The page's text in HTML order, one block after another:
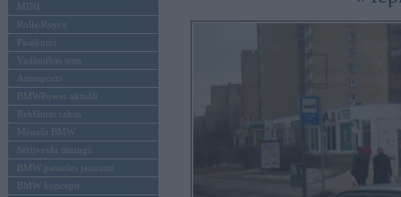
MINI
Rolls-Royce
Pasākumi
Vadāmības tests
Autosports
BMWPower aktuāli
Reklāmas raksti
Mēneša BMW
Sērijveida tūnings
BMW pasaules jaunumi
BMW koncepti